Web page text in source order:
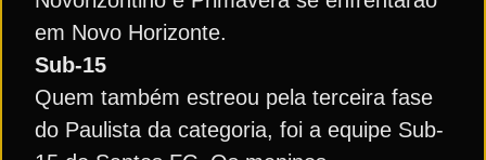
em Novo Horizonte.
Sub-15
Quem também estreou pela terceira fase
do Paulista da categoria, foi a equipe Sub-